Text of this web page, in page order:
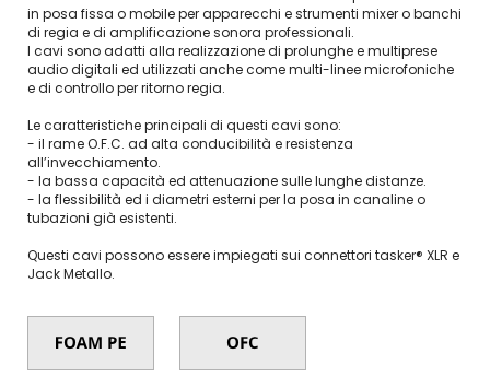
in posa fissa o mobile per apparecchi e strumenti mixer o banchi
di regia e di amplificazione sonora professionali.
I cavi sono adatti alla realizzazione di prolunghe e multiprese
audio digitali ed utilizzati anche come multi-linee microfoniche
e di controllo per ritorno regia.
Le caratteristiche principali di questi cavi sono:
- il rame O.F.C. ad alta conducibilità e resistenza
all’invecchiamento.
- la bassa capacità ed attenuazione sulle lunghe distanze.
- la flessibilità ed i diametri esterni per la posa in canaline o
tubazioni già esistenti.
Questi cavi possono essere impiegati sui connettori tasker® XLR e
Jack Metallo.